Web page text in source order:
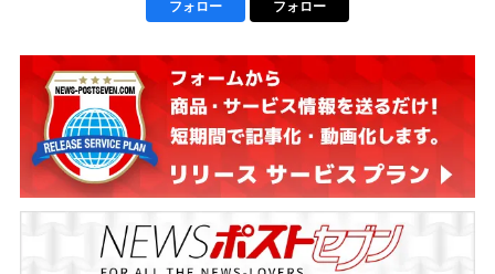
フォロー フォロー